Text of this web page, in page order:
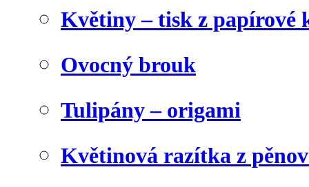
Květiny – tisk z papírové
Ovocný brouk
Tulipány – origami
Květinová razítka z